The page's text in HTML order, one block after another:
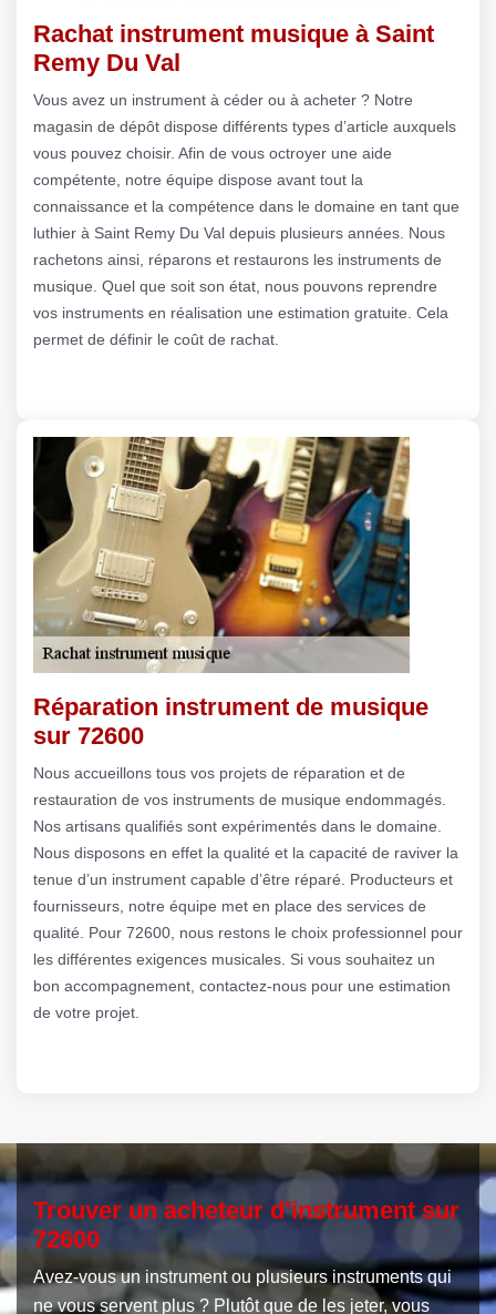
Rachat instrument musique à Saint
Remy Du Val
Vous avez un instrument à céder ou à acheter ? Notre
magasin de dépôt dispose différents types d’article auxquels
vous pouvez choisir. Afin de vous octroyer une aide
compétente, notre équipe dispose avant tout la
connaissance et la compétence dans le domaine en tant que
luthier à Saint Remy Du Val depuis plusieurs années. Nous
rachetons ainsi, réparons et restaurons les instruments de
musique. Quel que soit son état, nous pouvons reprendre
vos instruments en réalisation une estimation gratuite. Cela
permet de définir le coût de rachat.
Réparation instrument de musique
sur 72600
Nous accueillons tous vos projets de réparation et de
restauration de vos instruments de musique endommagés.
Nos artisans qualifiés sont expérimentés dans le domaine.
Nous disposons en effet la qualité et la capacité de raviver la
tenue d’un instrument capable d’être réparé. Producteurs et
fournisseurs, notre équipe met en place des services de
qualité. Pour 72600, nous restons le choix professionnel pour
les différentes exigences musicales. Si vous souhaitez un
bon accompagnement, contactez-nous pour une estimation
de votre projet.
Trouver un acheteur d’instrument sur
72600
Avez-vous un instrument ou plusieurs instruments qui
ne vous servent plus ? Plutôt que de les jeter, vous